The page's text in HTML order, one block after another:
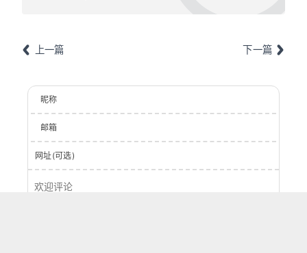
上一篇 下一篇
昵称
邮箱
网址(可选)